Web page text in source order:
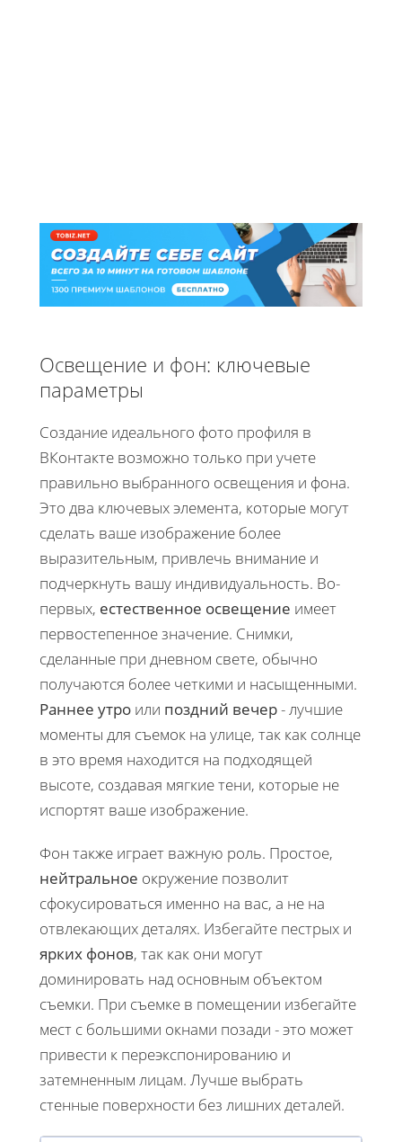
Освещение и фон: ключевые
параметры
Создание идеального фото профиля в
ВКонтакте возможно только при учете
правильно выбранного освещения и фона.
Это двa ключевых элемента, которые могут
сделать ваше изображение более
выразительным, привлечь внимание и
подчеркнуть вашу индивидуальность. Во-
первых, естественное освещение имеет
первостепенное значение. Снимки,
сделанные при дневном свете, обычно
получаются более четкими и насыщенными.
Раннее утро или поздний вечер- лучшие
моменты для съемок на улице, так как солнце
в это время находится на подходящей
высоте, создавая мягкие тени, которые не
испортят ваше изображение.
Фон также играет важную роль. Простое,
нейтральное окружение позволит
сфокусироваться именно на вас, а не на
отвлекающих деталях. Избегайте пестрых и
ярких фонов, так как они могут
доминировать над основным объектом
съемки. При съемке в помещении избегайте
мест с большими окнами позади - это может
привести к переэкспонированию и
затемненным лицам. Лучше выбрать
стенные поверхности без лишних деталей.